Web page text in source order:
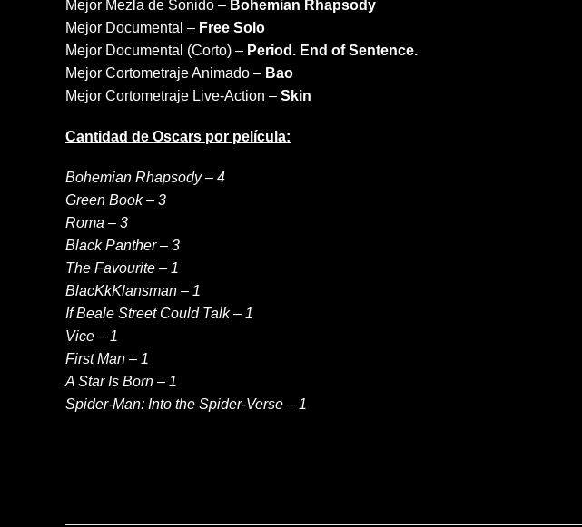
Mejor Mezla de Sonido – Bohemian Rhapsody
Mejor Documental – Free Solo
Mejor Documental (Corto) – Period. End of Sentence.
Mejor Cortometraje Animado – Bao
Mejor Cortometraje Live-Action – Skin
Cantidad de Oscars por película:
Bohemian Rhapsody – 4
Green Book – 3
Roma – 3
Black Panther – 3
The Favourite – 1
BlacKkKlansman – 1
If Beale Street Could Talk – 1
Vice – 1
First Man – 1
A Star Is Born – 1
Spider-Man: Into the Spider-Verse – 1